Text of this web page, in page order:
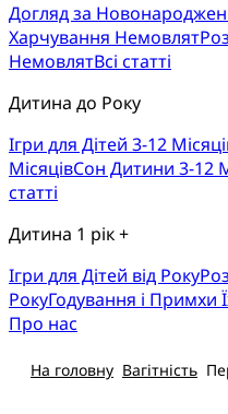
Догляд за
Харчування Немовлят
НемовлятВсі статті
Дитина до Року
Ігри для Дітей 3-12
МісяцівСон Дитини 3-12
статті
Дитина 1 рік +
Ігри для Дітей від Року
РокуГодування і Примхи
Про нас
На головну Вагітність